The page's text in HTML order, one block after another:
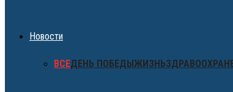
Новости
ВСЕДЕНЬ ПОБЕДЫЖИЗНЬ